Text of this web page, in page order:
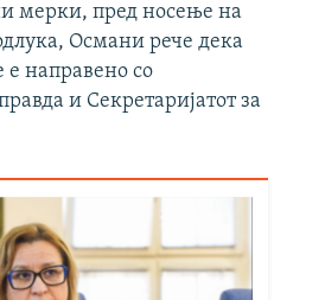
мерки, пред носење на
Османи рече дека
е направено со
и Секретаријатот за